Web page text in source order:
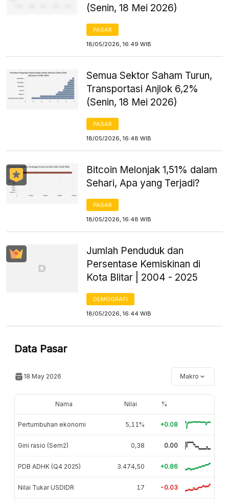
(Senin, 18 Mei 2026)
PASAR
18/05/2026, 16:49 WIB
Semua Sektor Saham Turun,
Transportasi Anjlok 6,2%
(Senin, 18 Mei 2026)
PASAR
18/05/2026, 16:48 WIB
Bitcoin Melonjak 1,51% dalam
Sehari, Apa yang Terjadi?
PASAR
18/05/2026, 16:48 WIB
Jumlah Penduduk dan
Persentase Kemiskinan di
Kota Blitar | 2004 - 2025
DEMOGRAFI
18/05/2026, 16:44 WIB
Data Pasar
18 May 2026 Makro
Nama Nilai %
Pertumbuhan ekonomi 5,11% +0.08
Gini rasio (Sem2) 0,38 0.00
PDB ADHK (Q4 2025) 3.474,50 +0.86
Nilai Tukar USDIDR 17 -0.03